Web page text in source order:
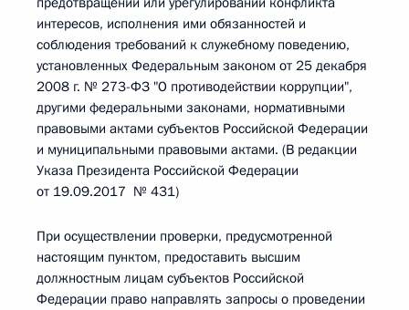
интересов, исполнения ими обязанностей и
соблюдения требований к служебному поведению,
установленных Федеральным законом от 25 декабря
2008 г. № 273-ФЗ "О противодействии коррупции",
другими федеральными законами, нормативными
правовыми актами субъектов Российской Федерации
и муниципальными правовыми актами. (В редакции
Указа Президента Российской Федерации
от 19.09.2017 № 431)
При осуществлении проверки, предусмотренной
настоящим пунктом, предоставить высшим
должностным лицам субъектов Российской
Федерации право направлять запросы о проведении